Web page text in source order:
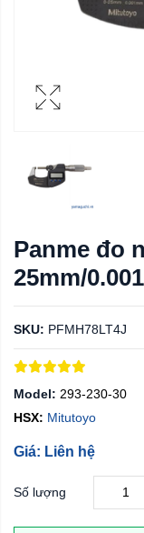
Panme đo
25mm/
SKU: PFMH78LT4J
Model: 293-230-30
HSX: Mitutoyo
Giá: Liên hệ
Số lượng